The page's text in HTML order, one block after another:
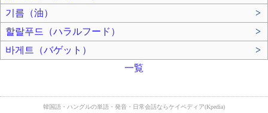
기름（油）
>
할랄푸드（ハラルフード）
>
바게트（バゲット）
>
一覧
韓国語・ハングルの単語・発音・日常会話ならケイペディア(Kpedia)